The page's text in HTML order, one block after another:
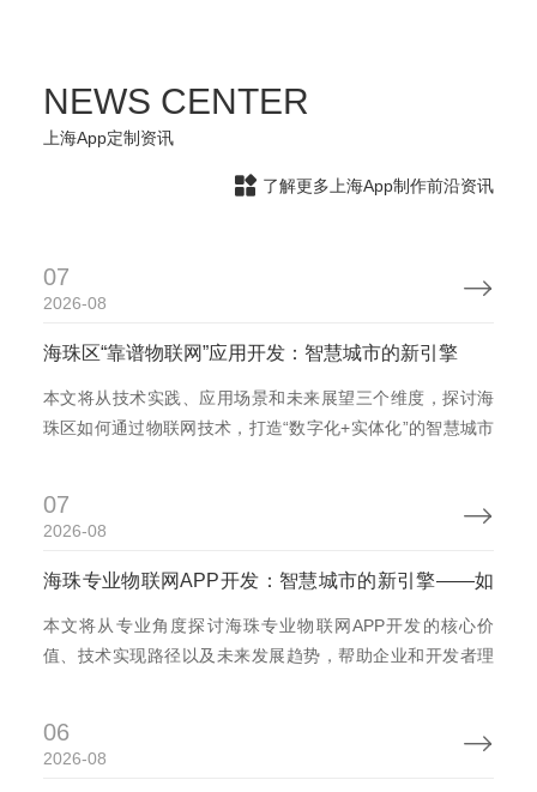
NEWS CENTER
上海App定制资讯
 了解更多上海App制作前沿资讯
07
2026-08 
海珠区“靠谱物联网”应用开发：智慧城市的新引擎
本文将从技术实践、应用场景和未来展望三个维度，探讨海
珠区如何通过物联网技术，打造“数字化+实体化”的智慧城市
的“物体互联”发展到“数据驱动智能”，其核心价值体现在三个
07
2026-08 
海珠专业物联网APP开发：智慧城市的新引擎——如
何让城市更智能、更便捷？
本文将从专业角度探讨海珠专业物联网APP开发的核心价
值、技术实现路径以及未来发展趋势，帮助企业和开发者理
联网APP如何赋能海珠区 海珠区作为广州市的“心脏”，其城
06
2026-08 